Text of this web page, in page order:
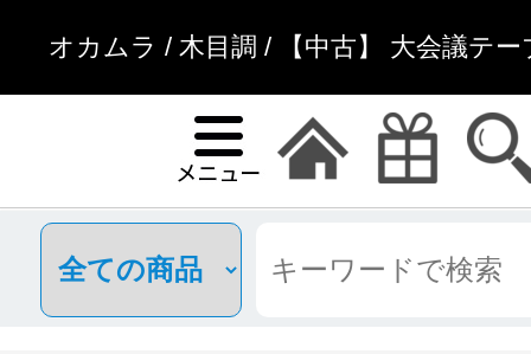
オカムラ / 木目調 / 【中古】 大会議テ